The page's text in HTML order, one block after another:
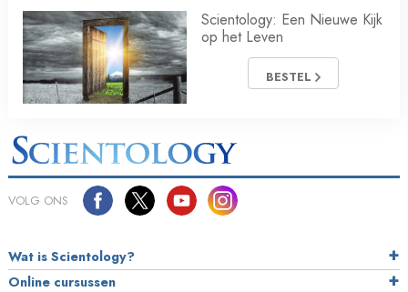
Scientology: Een Nieuwe Kijk
op het Leven
BESTEL
VOLG ONS
Wat is Scientology?
Online cursussen